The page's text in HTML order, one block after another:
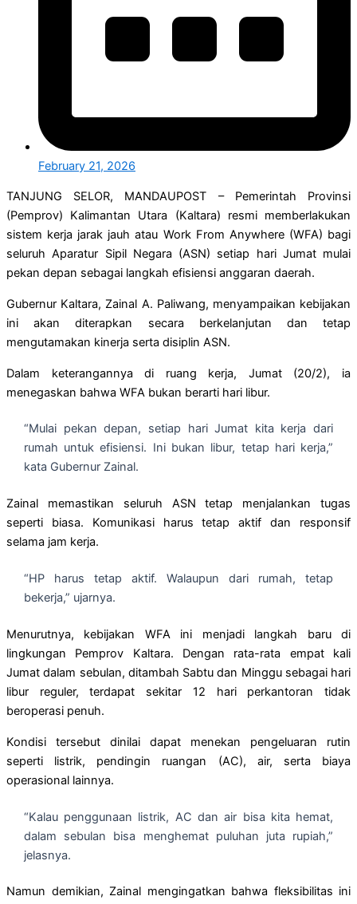
February 21, 2026
TANJUNG SELOR, MANDAUPOST – Pemerintah Provinsi
(Pemprov) Kalimantan Utara (Kaltara) resmi memberlakukan
sistem kerja jarak jauh atau Work From Anywhere (WFA) bagi
seluruh Aparatur Sipil Negara (ASN) setiap hari Jumat mulai
pekan depan sebagai langkah efisiensi anggaran daerah.
Gubernur Kaltara, Zainal A. Paliwang, menyampaikan kebijakan
ini akan diterapkan secara berkelanjutan dan tetap
mengutamakan kinerja serta disiplin ASN.
Dalam keterangannya di ruang kerja, Jumat (20/2), ia
menegaskan bahwa WFA bukan berarti hari libur.
“Mulai pekan depan, setiap hari Jumat kita kerja dari
rumah untuk efisiensi. Ini bukan libur, tetap hari kerja,”
kata Gubernur Zainal.
Zainal memastikan seluruh ASN tetap menjalankan tugas
seperti biasa. Komunikasi harus tetap aktif dan responsif
selama jam kerja.
“HP harus tetap aktif. Walaupun dari rumah, tetap
bekerja,” ujarnya.
Menurutnya, kebijakan WFA ini menjadi langkah baru di
lingkungan Pemprov Kaltara. Dengan rata-rata empat kali
Jumat dalam sebulan, ditambah Sabtu dan Minggu sebagai hari
libur reguler, terdapat sekitar 12 hari perkantoran tidak
beroperasi penuh.
Kondisi tersebut dinilai dapat menekan pengeluaran rutin
seperti listrik, pendingin ruangan (AC), air, serta biaya
operasional lainnya.
“Kalau penggunaan listrik, AC dan air bisa kita hemat,
dalam sebulan bisa menghemat puluhan juta rupiah,”
jelasnya.
Namun demikian, Zainal mengingatkan bahwa fleksibilitas ini